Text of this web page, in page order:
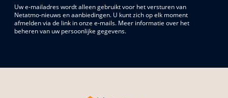
Uw e-mailadres wordt alleen gebruikt voor het versturen van
Netatmo-nieuws en aanbiedingen. U kunt zich op elk moment
afmelden via de link in onze e-mails. Meer informatie over het
beheren van uw persoonlijke gegevens.